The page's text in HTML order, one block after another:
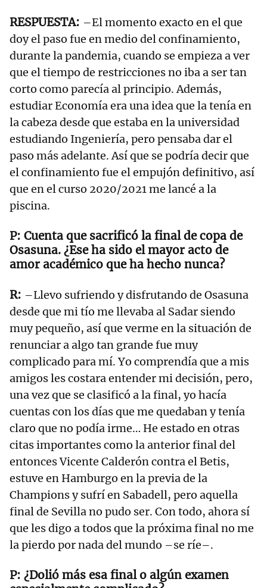
–El momento exacto en el que
doy el paso fue en medio del confinamiento,
durante la pandemia, cuando se empieza a ver
que el tiempo de restricciones no iba a ser tan
corto como parecía al principio. Además,
estudiar Economía era una idea que la tenía en
la cabeza desde que estaba en la universidad
estudiando Ingeniería, pero pensaba dar el
paso más adelante. Así que se podría decir que
el confinamiento fue el empujón definitivo, así
que en el curso 2020/2021 me lancé a la
piscina.
Cuenta que sacrificó la final de copa de
Osasuna. ¿Ese ha sido el mayor acto de
amor académico que ha hecho nunca?
–Llevo sufriendo y disfrutando de Osasuna
desde que mi tío me llevaba al Sadar siendo
muy pequeño, así que verme en la situación de
renunciar a algo tan grande fue muy
complicado para mí. Yo comprendía que a mis
amigos les costara entender mi decisión, pero,
una vez que se clasificó a la final, yo hacía
cuentas con los días que me quedaban y tenía
claro que no podía irme… He estado en otras
citas importantes como la anterior final del
entonces Vicente Calderón contra el Betis,
estuve en Hamburgo en la previa de la
Champions y sufrí en Sabadell, pero aquella
final de Sevilla no pudo ser. Con todo, ahora sí
que les digo a todos que la próxima final no me
la pierdo por nada del mundo –se ríe–.
¿Dolió más esa final o algún examen